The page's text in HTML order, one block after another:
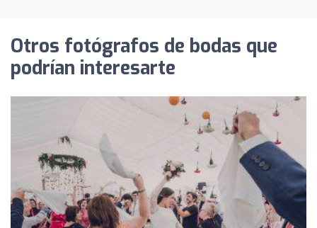
Otros fotógrafos de bodas que
podrían interesarte